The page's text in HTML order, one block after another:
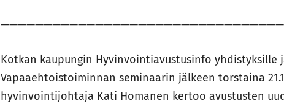
Kotkan kaupungin Hyvinvointiavustusinfo yhdistyksille
Vapaaehtoistoiminnan seminaarin jälkeen torstaina
hyvinvointijohtaja Kati Homanen kertoo avustusten